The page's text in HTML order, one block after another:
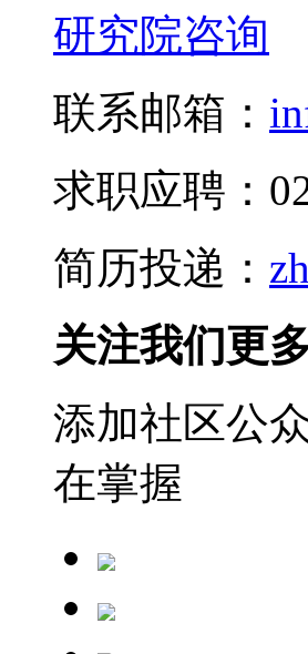
研究院咨询
联系邮箱：
求职应聘：
简历投递：
关注我们更
添加社区公
在掌握